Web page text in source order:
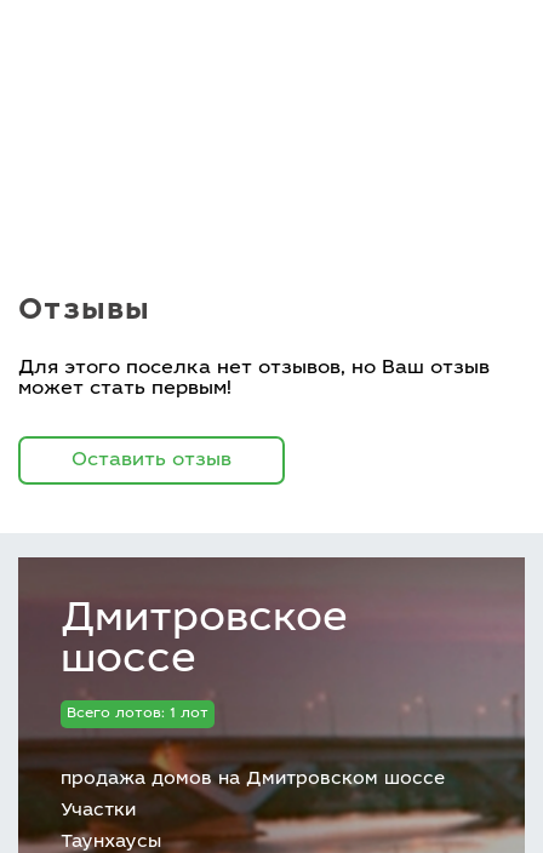
Отзывы
Для этого поселка нет отзывов, но Ваш отзыв
может стать первым!
Оставить отзыв
Дмитровское
шоссе
Всего лотов: 1 лот
продажа домов на Дмитровском шоссе
Участки
Таунхаусы